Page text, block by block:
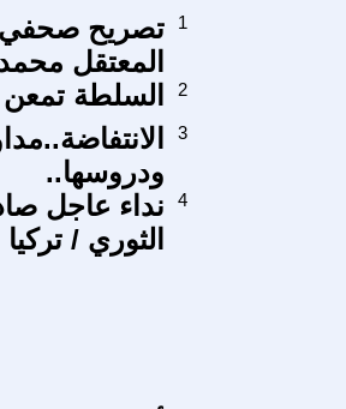
تصريح صحفي :
المعتقل
1
السلطة 2
ودروسها..
3
نداء عاجل
الثوري / تركيا
4